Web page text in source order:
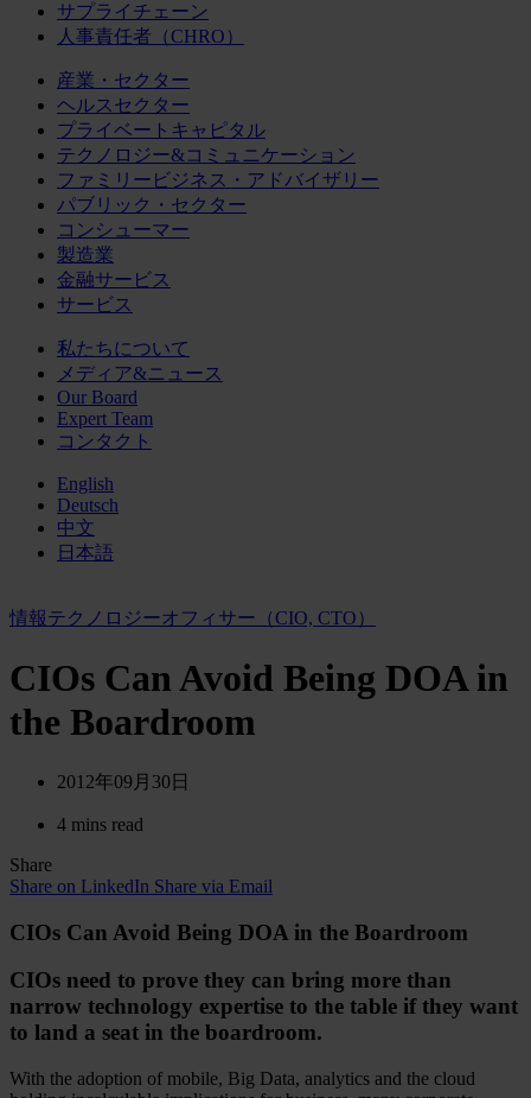
サプライチェーン
人事責任者（CHRO）
産業・セクター
ヘルスセクター
プライベートキャピタル
テクノロジー&コミュニケーション
ファミリービジネス・アドバイザリー
パブリック・セクター
コンシューマー
製造業
金融サービス
サービス
私たちについて
メディア&ニュース
Our Board
Expert Team
コンタクト
English
Deutsch
中文
日本語
情報テクノロジーオフィサー（CIO, CTO）
CIOs Can Avoid Being DOA in
the Boardroom
2012年09月30日
4 mins read
Share
Share on LinkedIn Share via Email
CIOs Can Avoid Being DOA in the Boardroom
CIOs need to prove they can bring more than
narrow technology expertise to the table if they want
to land a seat in the boardroom.
With the adoption of mobile, Big Data, analytics and the cloud